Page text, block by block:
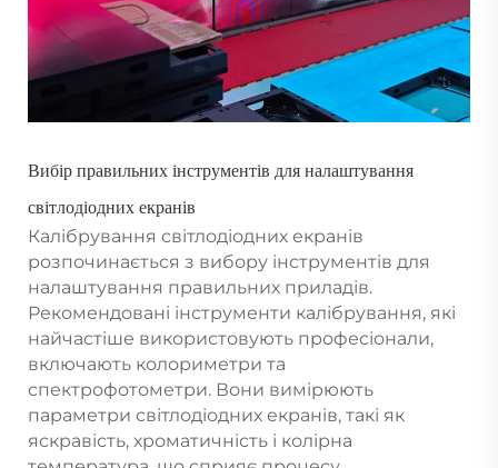
Вибір правильних інструментів для налаштування
світлодіодних екранів
Калібрування світлодіодних екранів
розпочинається з вибору інструментів для
налаштування правильних приладів.
Рекомендовані інструменти калібрування, які
найчастіше використовують професіонали,
включають колориметри та
спектрофотометри. Вони вимірюють
параметри світлодіодних екранів, такі як
яскравість, хроматичність і колірна